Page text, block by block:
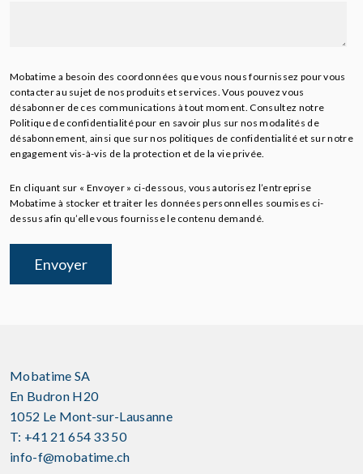
Mobatime a besoin des coordonnées que vous nous fournissez pour vous
contacter au sujet de nos produits et services. Vous pouvez vous
désabonner de ces communications à tout moment. Consultez notre
Politique de confidentialité pour en savoir plus sur nos modalités de
désabonnement, ainsi que sur nos politiques de confidentialité et sur notre
engagement vis-à-vis de la protection et de la vie privée.
En cliquant sur « Envoyer » ci-dessous, vous autorisez l’entreprise
Mobatime à stocker et traiter les données personnelles soumises ci-
dessus afin qu’elle vous fournisse le contenu demandé.
Mobatime SA
En Budron H20
1052 Le Mont-sur-Lausanne
T: +41 21 654 33 50
info-f@mobatime.ch